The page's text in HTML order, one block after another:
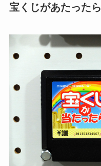
宝くじがあたったら